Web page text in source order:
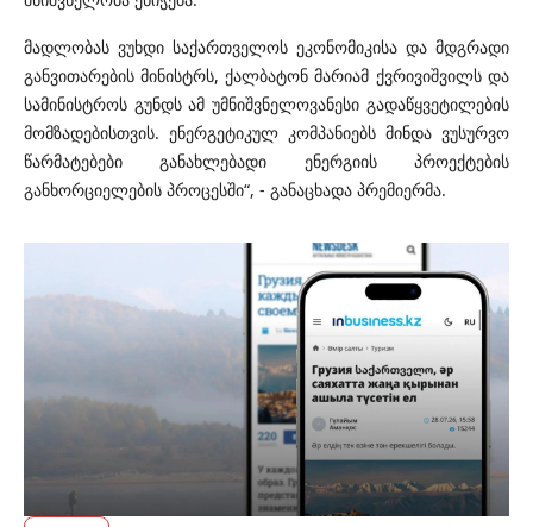
მადლობას ვუხდი საქართველოს ეკონომიკისა და მდგრადი
განვითარების მინისტრს, ქალბატონ მარიამ ქვრივიშვილს და
სამინისტროს გუნდს ამ უმნიშვნელოვანესი გადაწყვეტილების
მომზადებისთვის. ენერგეტიკულ კომპანიებს მინდა ვუსურვო
წარმატებები განახლებადი ენერგიის პროექტების
განხორციელების პროცესში“, - განაცხადა პრემიერმა.